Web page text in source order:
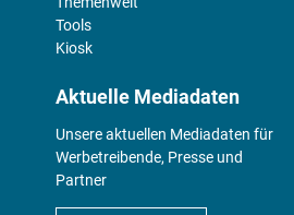
Tools
Kiosk
Aktuelle Mediadaten
Unsere aktuellen Mediadaten für
Werbetreibende, Presse und
Partner